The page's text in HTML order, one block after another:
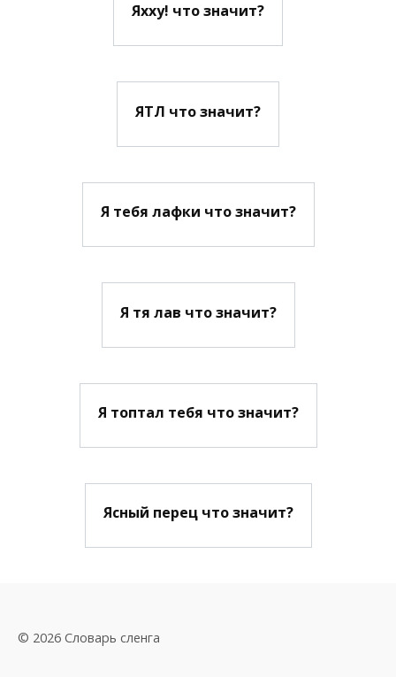
Яхху! что значит?
ЯТЛ что значит?
Я тебя лафки что значит?
Я тя лав что значит?
Я топтал тебя что значит?
Ясный перец что значит?
© 2026 Словарь сленга